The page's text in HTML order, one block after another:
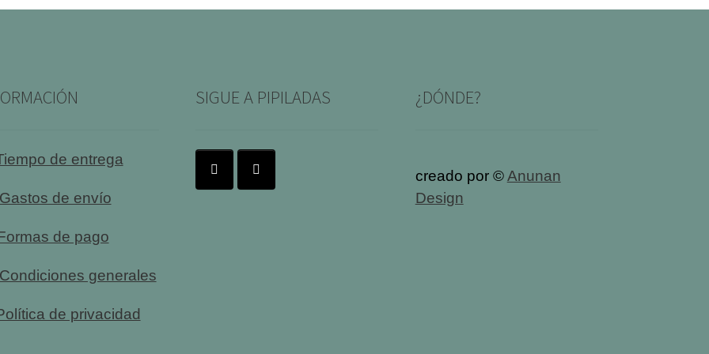
de entrega
de envío
de pago
generales
de privacidad
SIGUE A PIPILADAS ¿DÓNDE?
creado por ©Anunan
Design